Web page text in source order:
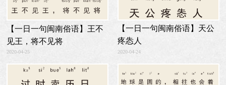
【一日一句闽南俗语】王不
见王，将不见将
2020-04-25
【一日一句闽南俗语】天公
疼怣人
2020-04-24